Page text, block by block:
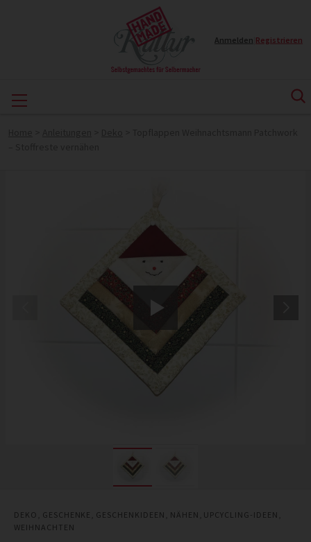
Anmelden Registrieren
DEKO GESCHENKE GESCHENKIDEEN NÄHEN UPCYCLING-IDEEN
WEIHNACHTEN